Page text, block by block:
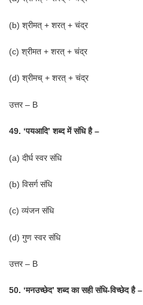
(b) श्रीमत् + शरत् + चंद्र
(c) श्रीमत + शरत् + चंद्र
(d) श्रीमच् + शरत् + चंद्र
उत्तर – B
49. ‘पयआदि’ शब्द में संधि है –
(a) दीर्घ स्वर संधि
(b) विसर्ग संधि
(c) व्यंजन संधि
(d) गुण स्वर संधि
उत्तर – B
50. ‘मनउच्छेद’ शब्द का सही संधि-विच्छेद है –